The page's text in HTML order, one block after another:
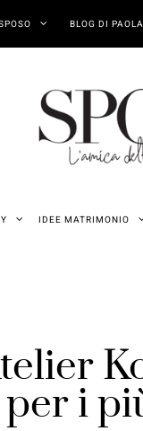
BLOG DI PAOLA
IDEE MATRIMONIO
i